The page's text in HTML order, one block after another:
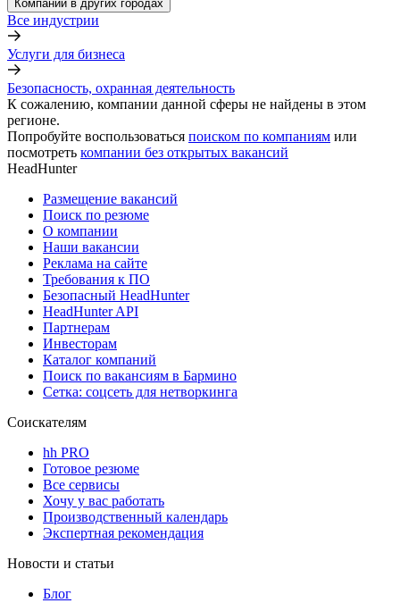
Компании в других городах
Все индустрии
Услуги для бизнеса
Безопасность, охранная деятельность
К сожалению, компании данной сферы не найдены в этом
регионе.
Попробуйте воспользоваться поиском по компаниям или
посмотреть компании без открытых вакансий
HeadHunter
Размещение вакансий
Поиск по резюме
О компании
Наши вакансии
Реклама на сайте
Требования к ПО
Безопасный HeadHunter
HeadHunter API
Партнерам
Инвесторам
Каталог компаний
Поиск по вакансиям в Бармино
Сетка: соцсеть для нетворкинга
Соискателям
hh PRO
Готовое резюме
Все сервисы
Хочу у вас работать
Производственный календарь
Экспертная рекомендация
Новости и статьи
Блог